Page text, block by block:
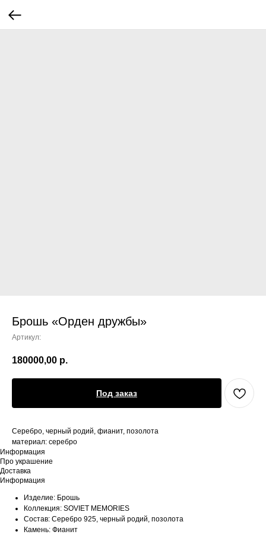
Брошь «Орден дружбы»
Артикул:
180000,00 р.
Под заказ
Серебро, черный родий, фианит, позолота
материал: серебро
Информация
Про украшение
Доставка
Информация
Изделие: Брошь
Коллекция: SOVIET MEMORIES
Состав: Серебро 925, черный родий, позолота
Камень: Фианит